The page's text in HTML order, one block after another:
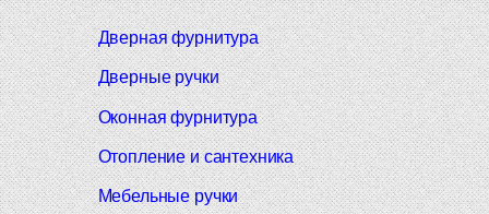
Дверная фурнитура
Дверные ручки
Оконная фурнитура
Отопление и сантехника
Мебельные ручки